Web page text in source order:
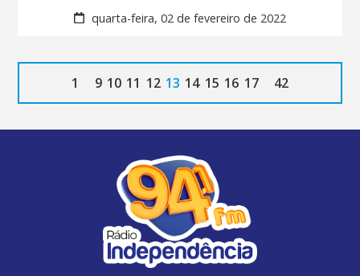
quarta-feira, 02 de fevereiro de 2022
1 9 10 11 12 13 14 15 16 17 42